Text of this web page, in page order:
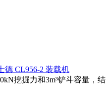
德 CL956-2 装载机
挖掘力和3m³铲斗容量，